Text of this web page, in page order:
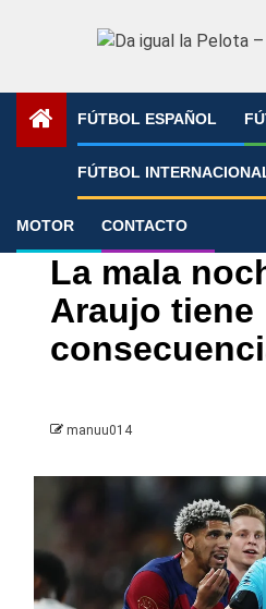
FÚTBOL ESPAÑOL
FÚTBOL
MOTOR CONTACTO
»
Copa del Rey FC Barcelona
La mala
Araujo tiene
manuu014